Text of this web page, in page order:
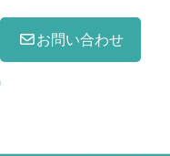
お問い合わせ